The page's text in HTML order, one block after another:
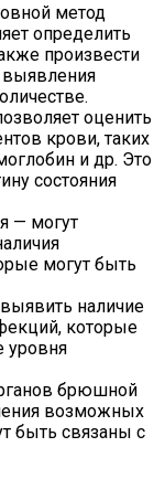
метод
определить
произвести
выявления
оценить
крови, таких
и др. Это
состояния
— могут
могут быть
наличие
которые
уровня
брюшной
возможных
быть связаны с